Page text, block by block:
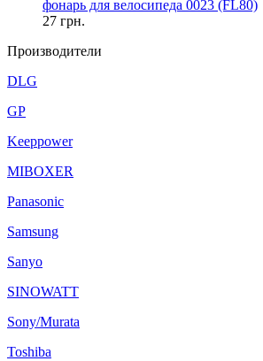
фонарь для велосипеда 0023 (FL80)
27 грн.
Производители
DLG
GP
Keeppower
MIBOXER
Panasonic
Samsung
Sanyo
SINOWATT
Sony/Murata
Toshiba